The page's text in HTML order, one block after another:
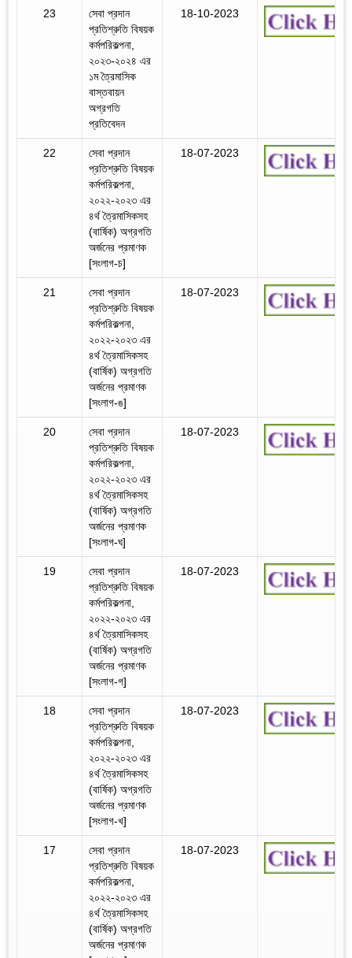
23
সেবা প্রদান
প্রতিশ্রুতি বিষয়ক
কর্মপরিকল্পনা,
২০২৩-২০২৪ এর
১ম ত্রৈমাসিক
বাস্তবায়ন
অগ্রগতি
প্রতিবেদন
18-10-2023
22
সেবা প্রদান
প্রতিশ্রুতি বিষয়ক
কর্মপরিকল্পনা,
২০২২-২০২৩ এর
৪র্থ ত্রৈমাসিকসহ
(বার্ষিক) অগ্রগতি
অর্জনের প্রমাণক
[সংলাগ-চ]
18-07-2023
21
সেবা প্রদান
প্রতিশ্রুতি বিষয়ক
কর্মপরিকল্পনা,
২০২২-২০২৩ এর
৪র্থ ত্রৈমাসিকসহ
(বার্ষিক) অগ্রগতি
অর্জনের প্রমাণক
[সংলাগ-ঙ]
18-07-2023
20
সেবা প্রদান
প্রতিশ্রুতি বিষয়ক
কর্মপরিকল্পনা,
২০২২-২০২৩ এর
৪র্থ ত্রৈমাসিকসহ
(বার্ষিক) অগ্রগতি
অর্জনের প্রমাণক
[সংলাগ-ঘ]
18-07-2023
19
সেবা প্রদান
প্রতিশ্রুতি বিষয়ক
কর্মপরিকল্পনা,
২০২২-২০২৩ এর
৪র্থ ত্রৈমাসিকসহ
(বার্ষিক) অগ্রগতি
অর্জনের প্রমাণক
[সংলাগ-গ]
18-07-2023
18
সেবা প্রদান
প্রতিশ্রুতি বিষয়ক
কর্মপরিকল্পনা,
২০২২-২০২৩ এর
৪র্থ ত্রৈমাসিকসহ
(বার্ষিক) অগ্রগতি
অর্জনের প্রমাণক
[সংলাগ-খ]
18-07-2023
17
সেবা প্রদান
প্রতিশ্রুতি বিষয়ক
কর্মপরিকল্পনা,
২০২২-২০২৩ এর
৪র্থ ত্রৈমাসিকসহ
(বার্ষিক) অগ্রগতি
অর্জনের প্রমাণক
18-07-2023